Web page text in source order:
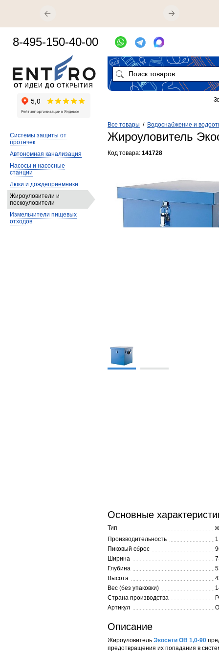
Все товары / Водоснабжение и
Жироуловитель
Код товара: 141728
Основные
Тип
Производительность
Пиковый сброс
Ширина
Глубина
Высота
Вес (без упаковки)
Страна производства
Артикул
Описание
Жироуловитель Экосети ОВ 1,0-90
предотвращения их попадания в
Системы защиты от
протечек
Автономная канализация
Насосы и насосные
станции
Люки и дождеприемники
Жироуловители и
пескоуловители
Измельчители пищевых
отходов
ОТ ИДЕИ ДО ОТКРЫТИЯ
8-495-150-40-00